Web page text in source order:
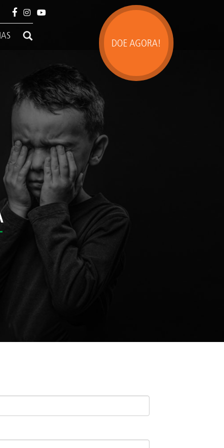
DOE AGORA!